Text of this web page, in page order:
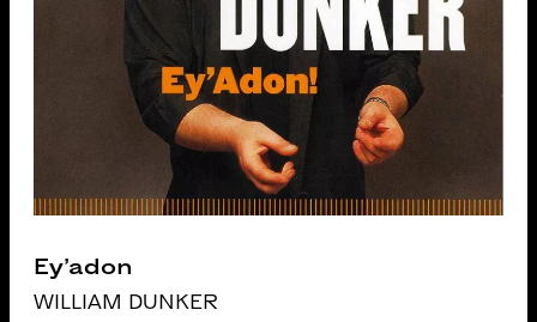
Ey’adon
WILLIAM DUNKER